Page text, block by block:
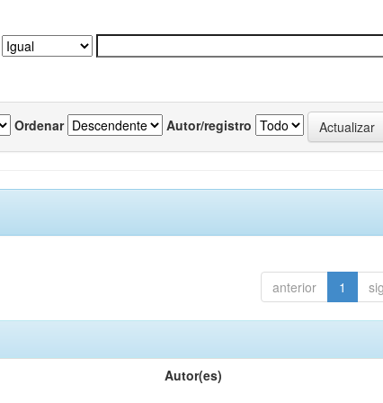
Ordenar Autor/registro
anterior 1
Autor(es)